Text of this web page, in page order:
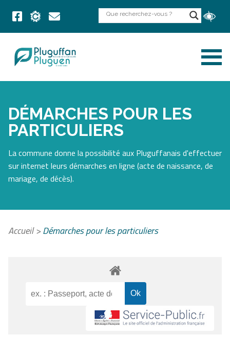
DÉMARCHES POUR LES
PARTICULIERS
La commune donne la possibilité aux Pluguffanais d'effectuer
sur internet leurs démarches en ligne (acte de naissance, de
mariage, de décès).
Accueil>Démarches pour les particuliers